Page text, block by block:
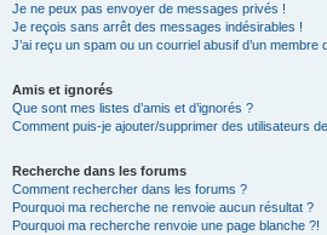
Je ne peux pas envoyer de messages privés !
Je reçois sans arrêt des messages indésirables !
J’ai reçu un spam ou un courriel abusif d’un membre
Amis et ignorés
Que sont mes listes d’amis et d’ignorés ?
Comment puis-je ajouter/supprimer des utilisateurs
Recherche dans les forums
Comment rechercher dans les forums ?
Pourquoi ma recherche ne renvoie aucun résultat ?
Pourquoi ma recherche renvoie une page blanche ?!